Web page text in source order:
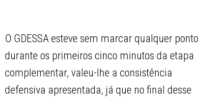
O GDESSA esteve sem marcar qualquer ponto
durante os primeiros cinco minutos da etapa
complementar, valeu-lhe a consistência
defensiva apresentada, já que no final desse